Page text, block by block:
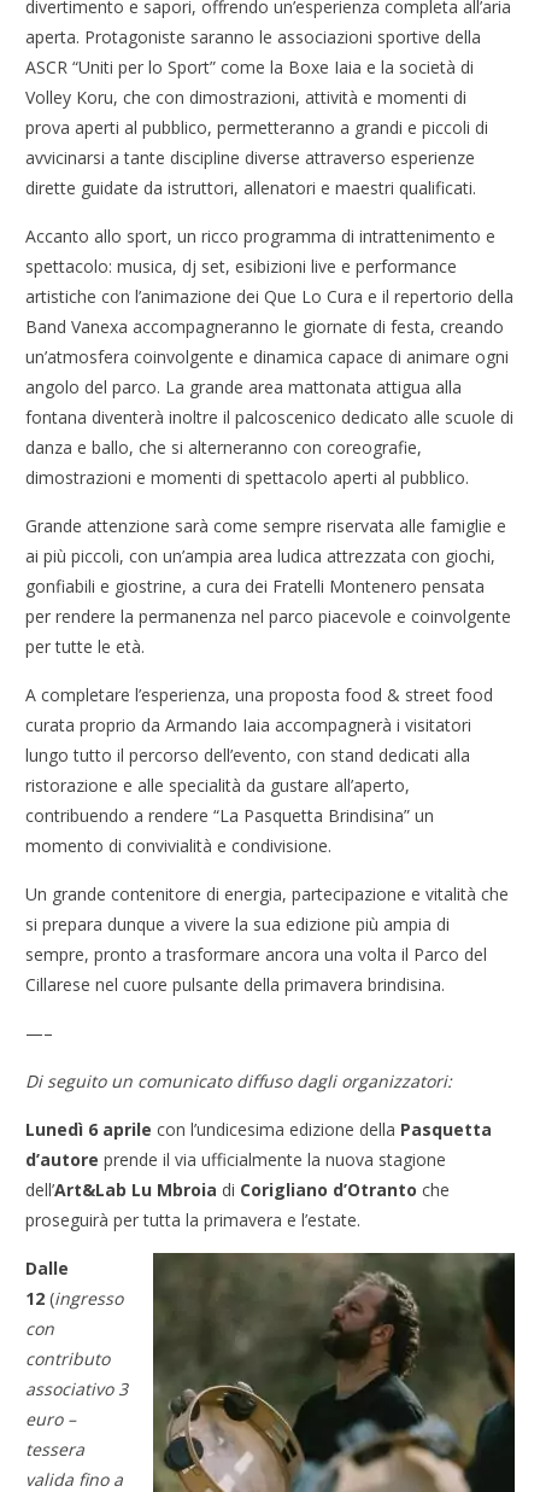
divertimento e sapori, offrendo un’esperienza completa all’aria
aperta. Protagoniste saranno le associazioni sportive della
ASCR “Uniti per lo Sport” come la Boxe Iaia e la società di
Volley Koru, che con dimostrazioni, attività e momenti di
prova aperti al pubblico, permetteranno a grandi e piccoli di
avvicinarsi a tante discipline diverse attraverso esperienze
dirette guidate da istruttori, allenatori e maestri qualificati.
Accanto allo sport, un ricco programma di intrattenimento e
spettacolo: musica, dj set, esibizioni live e performance
artistiche con l’animazione dei Que Lo Cura e il repertorio della
Band Vanexa accompagneranno le giornate di festa, creando
un’atmosfera coinvolgente e dinamica capace di animare ogni
angolo del parco. La grande area mattonata attigua alla
fontana diventerà inoltre il palcoscenico dedicato alle scuole di
danza e ballo, che si alterneranno con coreografie,
dimostrazioni e momenti di spettacolo aperti al pubblico.
Grande attenzione sarà come sempre riservata alle famiglie e
ai più piccoli, con un’ampia area ludica attrezzata con giochi,
gonfiabili e giostrine, a cura dei Fratelli Montenero pensata
per rendere la permanenza nel parco piacevole e coinvolgente
per tutte le età.
A completare l’esperienza, una proposta food & street food
curata proprio da Armando Iaia accompagnerà i visitatori
lungo tutto il percorso dell’evento, con stand dedicati alla
ristorazione e alle specialità da gustare all’aperto,
contribuendo a rendere “La Pasquetta Brindisina” un
momento di convivialità e condivisione.
Un grande contenitore di energia, partecipazione e vitalità che
si prepara dunque a vivere la sua edizione più ampia di
sempre, pronto a trasformare ancora una volta il Parco del
Cillarese nel cuore pulsante della primavera brindisina.
—–
Di seguito un comunicato diffuso dagli organizzatori:
Lunedì 6 aprile con l’undicesima edizione della Pasquetta
d’autore prende il via ufficialmente la nuova stagione
dell’Art&Lab Lu Mbroia di Corigliano d’Otranto che
proseguirà per tutta la primavera e l’estate.
Dalle
12 (ingresso
con
contributo
associativo 3
euro –
tessera
valida fino a